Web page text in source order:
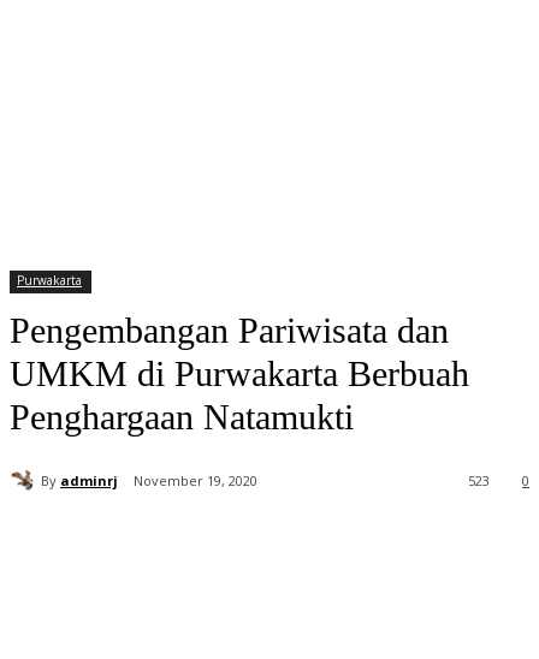
Purwakarta
Pengembangan Pariwisata dan
UMKM di Purwakarta Berbuah
Penghargaan Natamukti
By adminrj November 19, 2020 0
523